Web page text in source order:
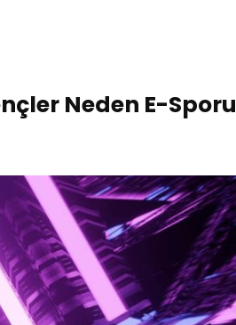
Neden E-Sporu